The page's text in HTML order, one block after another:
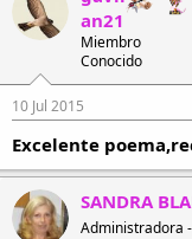
an21
Miembro
Conocido
10 Jul 2015
Excelente
SANDRA
Administradora -